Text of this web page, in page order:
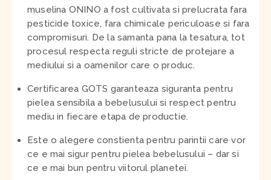
muselina ONINO a fost cultivata si prelucrata fara
pesticide toxice, fara chimicale periculoase si fara
compromisuri. De la samanta pana la tesatura, tot
procesul respecta reguli stricte de protejare a
mediului si a oamenilor care o produc.
Certificarea GOTS garanteaza siguranta pentru
pielea sensibila a bebelusului si respect pentru
mediu in fiecare etapa de productie.
Este o alegere constienta pentru parintii care vor
ce e mai sigur pentru pielea bebelusului – dar si
ce e mai bun pentru viitorul planetei.